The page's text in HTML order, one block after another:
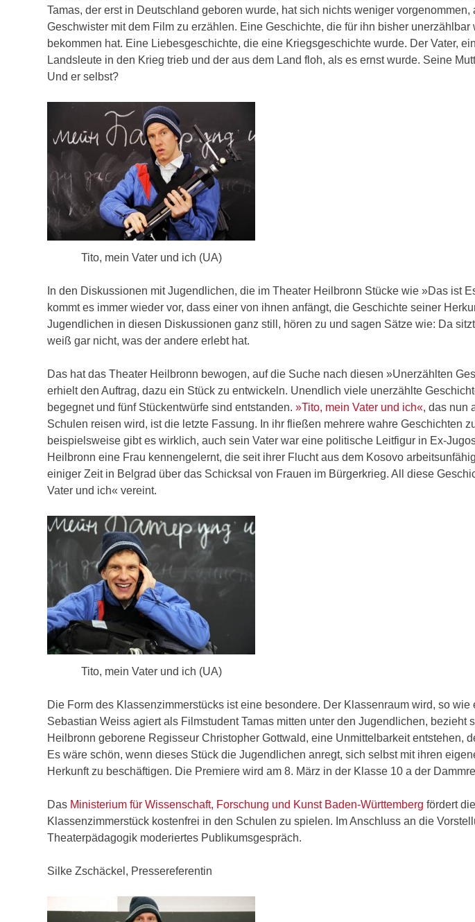
Tamas, der erst in Deutschland geboren wurde, hat sich nichts weniger
Geschwister mit dem Film zu erzählen. Eine Geschichte, die für ihn bisher
bekommen hat. Eine Liebesgeschichte, die eine Kriegsgeschichte wurde. Der Vater,
Landsleute in den Krieg trieb und der aus dem Land floh, als es ernst wurde. Seine
Und er selbst?
Tito, mein Vater und ich (UA)
In den Diskussionen mit Jugendlichen, die im Theater Heilbronn Stücke wie »Das ist
kommt es immer wieder vor, dass einer von ihnen anfängt, die Geschichte seiner
Jugendlichen in diesen Diskussionen ganz still, hören zu und sagen Sätze wie: Da
weiß gar nicht, was der andere erlebt hat.
Das hat das Theater Heilbronn bewogen, auf die Suche nach diesen »Unerzählten
erhielt den Auftrag, dazu ein Stück zu entwickeln. Unendlich viele unerzählte
begegnet und fünf Stückentwürfe sind entstanden. »Tito, mein Vater und ich«, das nun
Schulen reisen wird, ist die letzte Fassung. In ihr fließen mehrere wahre Geschichten
beispielsweise gibt es wirklich, auch sein Vater war eine politische Leitfigur in Ex-
Heilbronn eine Frau kennengelernt, die seit ihrer Flucht aus dem Kosovo
einiger Zeit in Belgrad über das Schicksal von Frauen im Bürgerkrieg. All diese
Vater und ich« vereint.
Tito, mein Vater und ich (UA)
Die Form des Klassenzimmerstücks ist eine besondere. Der Klassenraum wird, so
Sebastian Weiss agiert als Filmstudent Tamas mitten unter den Jugendlichen, bezieht
Heilbronn geborene Regisseur Christopher Gottwald, eine Unmittelbarkeit entstehen,
Es wäre schön, wenn dieses Stück die Jugendlichen anregt, sich selbst mit ihren
Herkunft zu beschäftigen. Die Premiere wird am 8. März in der Klasse 10 a der
Das Ministerium für Wissenschaft, Forschung und Kunst Baden-Württemberg fördert
Klassenzimmerstück kostenfrei in den Schulen zu spielen. Im Anschluss an die
Theaterpädagogik moderiertes Publikumsgespräch.
Silke Zschäckel, Pressereferentin